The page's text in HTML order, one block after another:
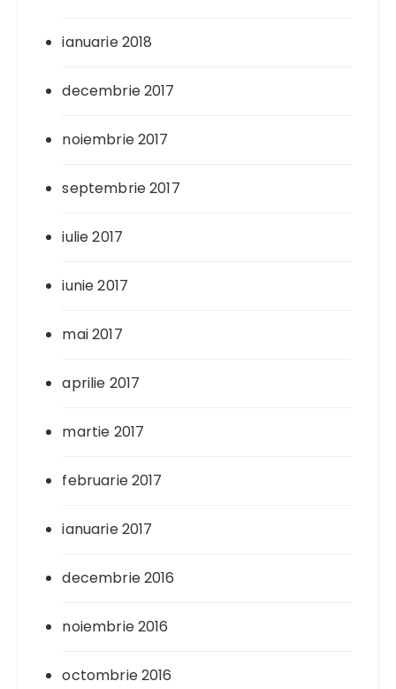
ianuarie 2018
decembrie 2017
noiembrie 2017
septembrie 2017
iulie 2017
iunie 2017
mai 2017
aprilie 2017
martie 2017
februarie 2017
ianuarie 2017
decembrie 2016
noiembrie 2016
octombrie 2016